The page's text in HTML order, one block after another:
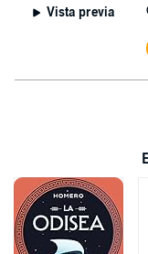
Vista previa